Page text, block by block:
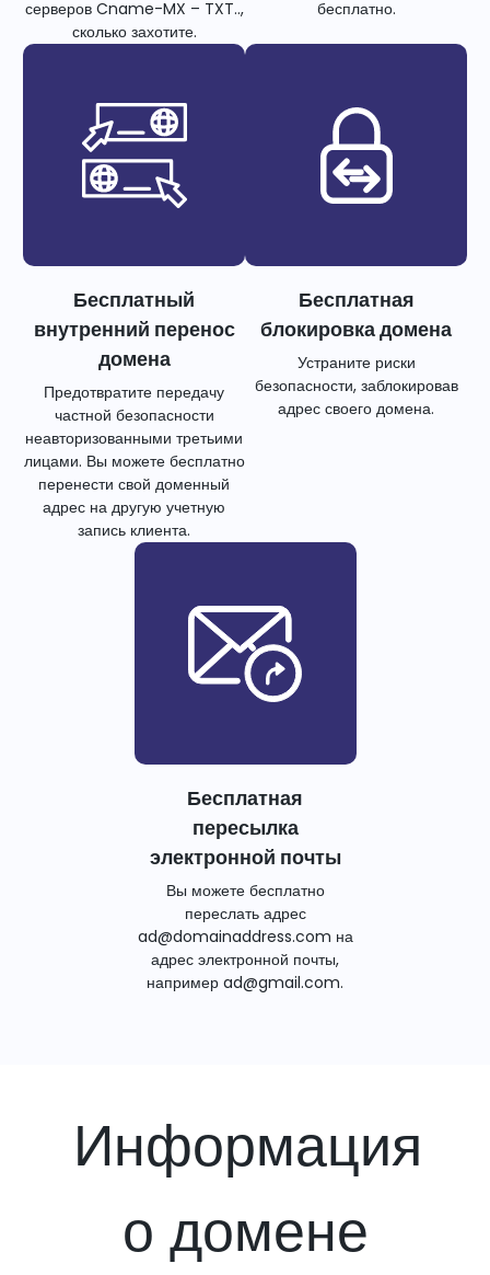
серверов Cname-MX – TXT..,
сколько захотите.
бесплатно.
Бесплатный
внутренний перенос
домена
Предотвратите передачу
частной безопасности
неавторизованными третьими
лицами. Вы можете бесплатно
перенести свой доменный
адрес на другую учетную
запись клиента.
Бесплатная
блокировка домена
Устраните риски
безопасности, заблокировав
адрес своего домена.
Бесплатная
пересылка
электронной почты
Вы можете бесплатно
переслать адрес
ad@domainaddress.com на
адрес электронной почты,
например ad@gmail.com.
Информация
о домене